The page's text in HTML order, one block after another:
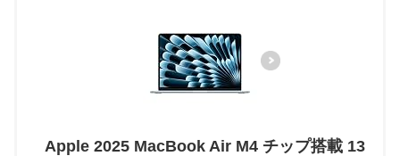
Apple 2025 MacBook Air M4 チップ搭載 13